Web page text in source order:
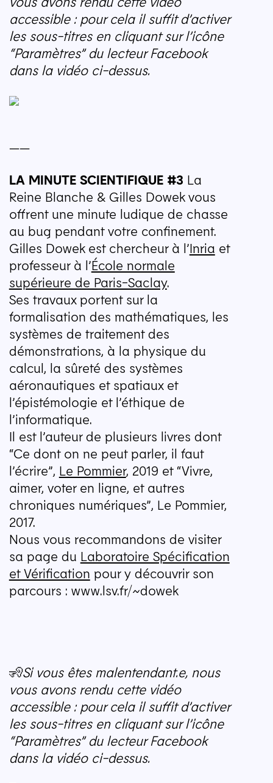
accessible : pour cela il suffit d’activer
les sous-titres en cliquant sur l’icône
“Paramètres” du lecteur Facebook
dans la vidéo ci-dessus.
——
LA MINUTE SCIENTIFIQUE#3 La
Reine Blanche & Gilles Dowek vous
offrent une minute ludique de chasse
au bug pendant votre confinement.
Gilles Dowek est chercheur à l’Inria et
professeur à l’École normale
supérieure de Paris-Saclay.
Ses travaux portent sur la
formalisation des mathématiques, les
systèmes de traitement des
démonstrations, à la physique du
calcul, la sûreté des systèmes
aéronautiques et spatiaux et
l’épistémologie et l’éthique de
l’informatique.
Il est l’auteur de plusieurs livres dont
“Ce dont on ne peut parler, il faut
l’écrire”, Le Pommier, 2019 et “Vivre,
aimer, voter en ligne, et autres
chroniques numériques”, Le Pommier,
2017.
Nous vous recommandons de visiter
sa page du Laboratoire Spécification
et Vérification pour y découvrir son
parcours : www.lsv.fr/~dowek
🧏Si vous êtes malentendant.e, nous
vous avons rendu cette vidéo
accessible : pour cela il suffit d’activer
les sous-titres en cliquant sur l’icône
“Paramètres” du lecteur Facebook
dans la vidéo ci-dessus.